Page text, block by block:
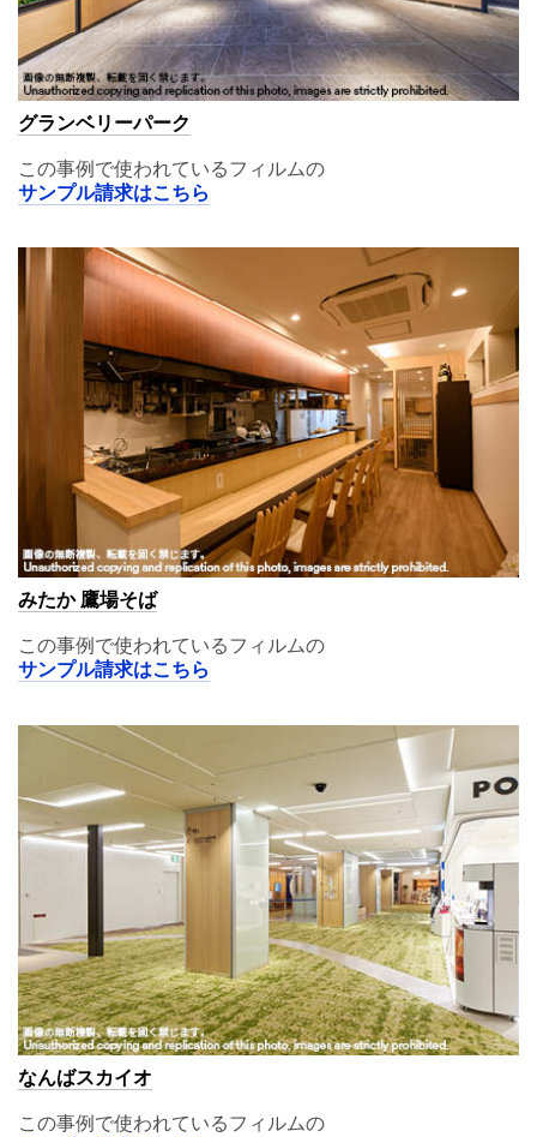
グランベリーパーク
この事例で使われているフィルムの
サンプル請求はこちら
みたか 鷹場そば
この事例で使われているフィルムの
サンプル請求はこちら
なんばスカイオ
この事例で使われているフィルムの